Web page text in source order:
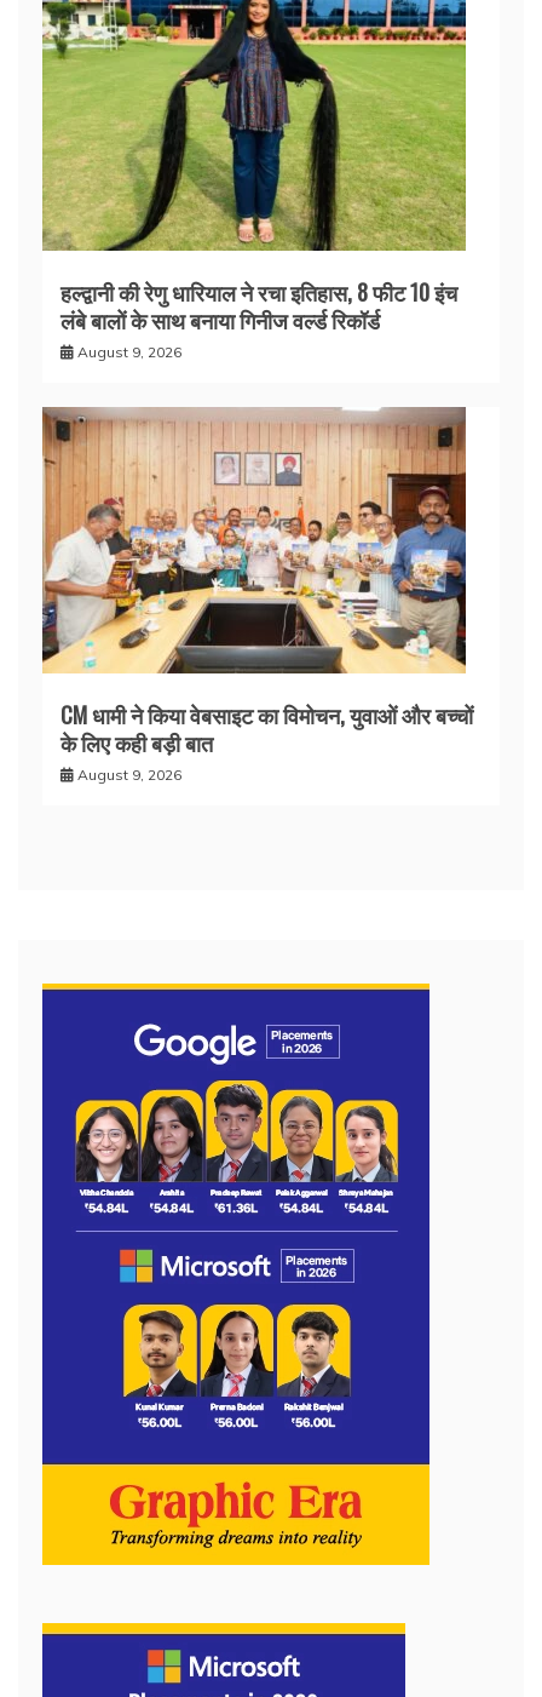
हल्द्वानी की रेणु धारियाल ने रचा इतिहास, 8 फीट 10 इंच
लंबे बालों के साथ बनाया गिनीज वर्ल्ड रिकॉर्ड
August 9, 2026
CM धामी ने किया वेबसाइट का विमोचन, युवाओं और बच्चों
के लिए कही बड़ी बात
August 9, 2026